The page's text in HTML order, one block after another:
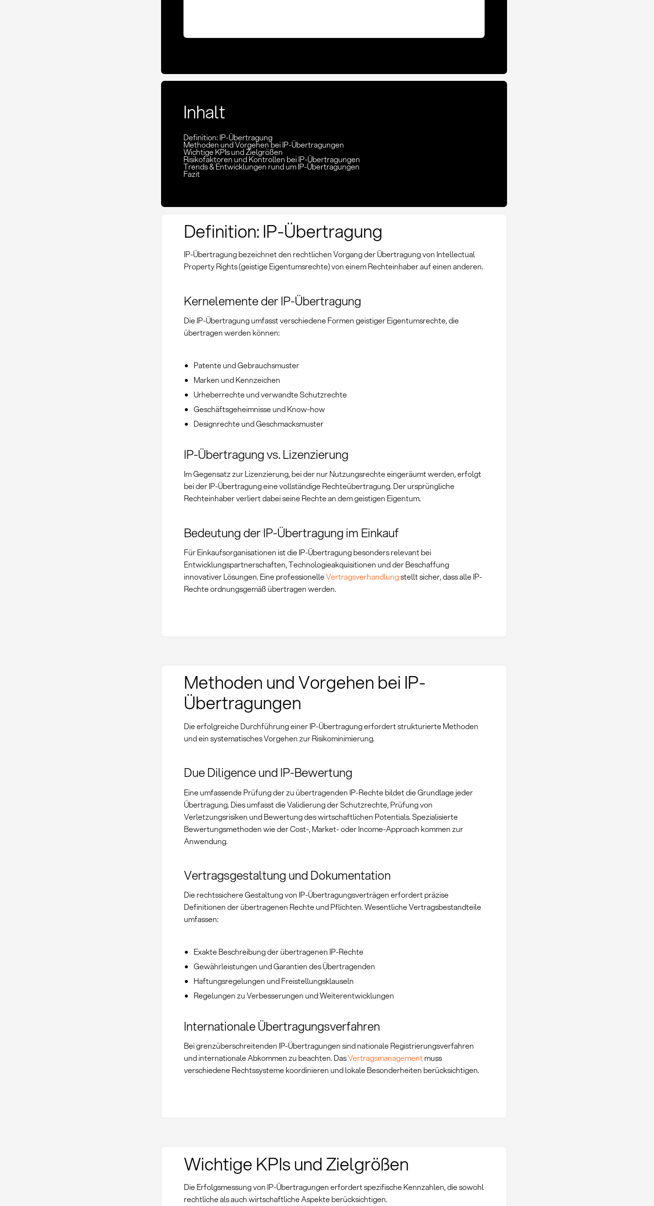
Inhalt
Definition: IP-Übertragung
Methoden und Vorgehen bei IP-Übertragungen
Wichtige KPIs und Zielgrößen
Risikofaktoren und Kontrollen bei IP-Übertragungen
Trends & Entwicklungen rund um IP-Übertragungen
Fazit
Definition: IP-Übertragung
IP-Übertragung bezeichnet den rechtlichen Vorgang der Übertragung von Intellectual
Property Rights (geistige Eigentumsrechte) von einem Rechteinhaber auf einen anderen.
Kernelemente der IP-Übertragung
Die IP-Übertragung umfasst verschiedene Formen geistiger Eigentumsrechte, die
übertragen werden können:
Patente und Gebrauchsmuster
Marken und Kennzeichen
Urheberrechte und verwandte Schutzrechte
Geschäftsgeheimnisse und Know-how
Designrechte und Geschmacksmuster
IP-Übertragung vs. Lizenzierung
Im Gegensatz zur Lizenzierung, bei der nur Nutzungsrechte eingeräumt werden, erfolgt
bei der IP-Übertragung eine vollständige Rechteübertragung. Der ursprüngliche
Rechteinhaber verliert dabei seine Rechte an dem geistigen Eigentum.
Bedeutung der IP-Übertragung im Einkauf
Für Einkaufsorganisationen ist die IP-Übertragung besonders relevant bei
Entwicklungspartnerschaften, Technologieakquisitionen und der Beschaffung
innovativer Lösungen. Eine professionelleVertragsverhandlungstellt sicher, dass alle IP-
Rechte ordnungsgemäß übertragen werden.
Methoden und Vorgehen bei IP-
Übertragungen
Die erfolgreiche Durchführung einer IP-Übertragung erfordert strukturierte Methoden
und ein systematisches Vorgehen zur Risikominimierung.
Due Diligence und IP-Bewertung
Eine umfassende Prüfung der zu übertragenden IP-Rechte bildet die Grundlage jeder
Übertragung. Dies umfasst die Validierung der Schutzrechte, Prüfung von
Verletzungsrisiken und Bewertung des wirtschaftlichen Potentials. Spezialisierte
Bewertungsmethoden wie der Cost-, Market- oder Income-Approach kommen zur
Anwendung.
Vertragsgestaltung und Dokumentation
Die rechtssichere Gestaltung von IP-Übertragungsverträgen erfordert präzise
Definitionen der übertragenen Rechte und Pflichten. Wesentliche Vertragsbestandteile
umfassen:
Exakte Beschreibung der übertragenen IP-Rechte
Gewährleistungen und Garantien des Übertragenden
Haftungsregelungen und Freistellungsklauseln
Regelungen zu Verbesserungen und Weiterentwicklungen
Internationale Übertragungsverfahren
Bei grenzüberschreitenden IP-Übertragungen sind nationale Registrierungsverfahren
und internationale Abkommen zu beachten. DasVertragsmanagement muss
verschiedene Rechtssysteme koordinieren und lokale Besonderheiten berücksichtigen.
Wichtige KPIs und Zielgrößen
Die Erfolgsmessung von IP-Übertragungen erfordert spezifische Kennzahlen, die sowohl
rechtliche als auch wirtschaftliche Aspekte berücksichtigen.